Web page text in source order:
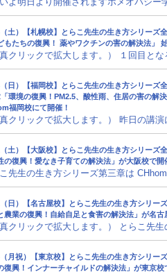
土）【札幌校】とらこ先生の生き方シリーズ
もたちの復興！ 薬やワクチンの害の解決法」
真クリックで拡大します。） １回目と
日）【福岡校】とらこ先生の生き方シリーズ
環境の復興！PM2.5、酸性雨、住居の害の解
福岡校にて開催！
真クリックで拡大します。） 昨日の講
土）【大阪校】とらこ先生の生き方シリーズ
の復興！愛なき子育ての解決法」が大阪校で
先生の生き方シリーズ第三章は
日）【名古屋校】とらこ先生の生き方シリー
農業の復興！自給自足と食害の解決法」が名
真クリックで拡大します。） とらこ先
月祝）【東京校】とらこ先生の生き方シリー
復興！インナーチャイルドの解決法」が東京